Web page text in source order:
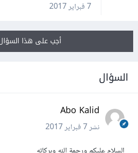
7 فبراير 2017
أجب على هذا السؤال
السؤال
Abo Kalid
نشر7 فبراير 2017